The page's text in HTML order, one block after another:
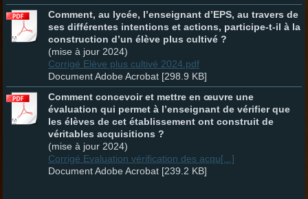
Comment, au lycée, l’enseignant d’EPS, au travers de
ses différentes intentions et actions, participe-t-il à la
construction d’un élève plus cultivé ?
(mise à jour 2024)
Corrigé Elève plus cultivé 2024.pdf
Document Adobe Acrobat [298.9 KB]
Comment concevoir et mettre en œuvre une
évaluation qui permet à l’enseignant de vérifier que
les élèves de cet établissement ont construit de
véritables acquisitions ?
(mise à jour 2024)
Corrigé Evaluation vérification des acqu[...]
Document Adobe Acrobat [239.2 KB]